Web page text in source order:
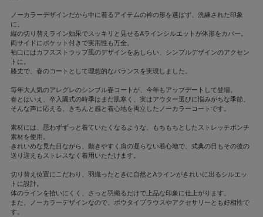
ノーカラーデザインだから中に着るアイテムの衿の形を選ばず、洗練された印象
に。
縦の切り替えライン効果でスッキリと見せるAラインシルエットが体形をカバー。
両サイドにポケット付きで実用性も万全。
袖口にはカフスストラップ風のデザインをあしらい、シンプルデザインのアクセン
トに。
膝丈で、春のコートとして理想的なバランスを実現しました。
毎年大人気のアレグレのシンプル春コートが、今年もアップデートして登場。
春とはいえ、卒入園式の時季はまだ肌寒く、実はアウター選びに悩みがちな季節。
そんな声に応える、きちんと感と着心地を両立したノーカラーコートです。
素材には、思わずずっと着ていたくなるような、もちもちとしたストレッチポンチ
素材を使用。
きれいめな見た目ながら、動きやすく肩の凝らない着心地で、式典の日もその後の
送り迎えもストレスなく着用いただけます。
切り替え位置にこだわり、羽織ったときに自然とAラインがきれいに出るシルエッ
トに設計。
体のラインを拾いにくく、さっと羽織るだけで上品な印象に仕上がります。
また、ノーカラーデザインなので、ボウタイブラウスやアクセサリーとも好相性で
す。